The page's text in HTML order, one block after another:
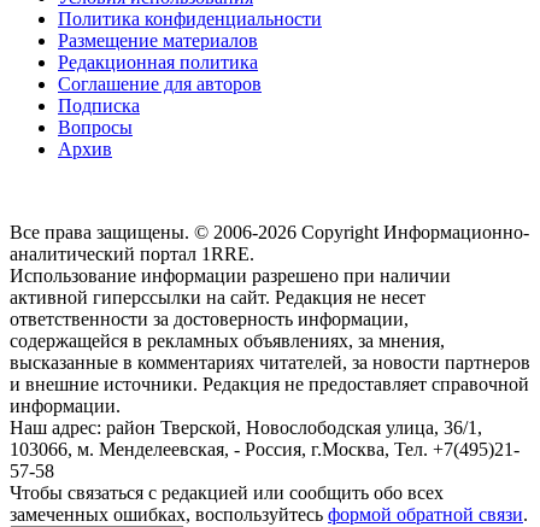
Политика конфиденциальности
Размещение материалов
Редакционная политика
Соглашение для авторов
Подписка
Вопросы
Архив
Все права защищены. © 2006-2026 CopyrightИнформационно-
аналитический портал 1RRE.
Использование информации разрешено при наличии
активной гиперссылки на сайт. Редакция не несет
ответственности за достоверность информации,
содержащейся в рекламных объявлениях, за мнения,
высказанные в комментариях читателей, за новости партнеров
и внешние источники. Редакция не предоставляет справочной
информации.
Наш адрес: район Тверской, Новослободская улица, 36/1,
103066, м. Менделеевская, - Россия, г.Москва, Тел. +7(495)21-
57-58
Чтобы связаться с редакцией или сообщить обо всех
замеченных ошибках, воспользуйтесь формой обратной связи.